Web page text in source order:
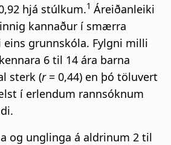
hjá stúlkum.1 Áreiðanleiki
kannaður í smærra
grunnskóla. Fylgni milli
6 til 14 ára barna
sterk (r= 0,44) en þó töluvert
í erlendum rannsóknum
og unglinga á aldrinum 2 til